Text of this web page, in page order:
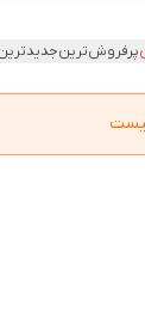
پرفروش‌ترین